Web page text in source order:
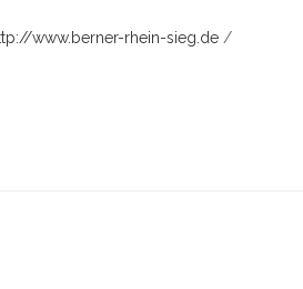
www.berner-rhein-sieg.de /